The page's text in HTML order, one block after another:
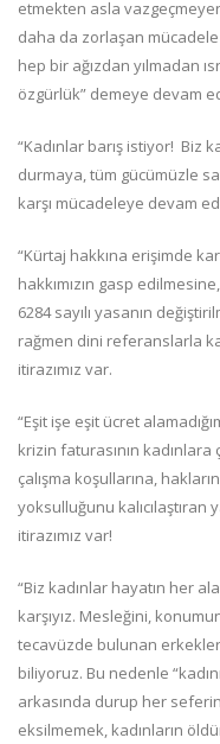
etmekten asla
daha da zorlaşan
hep bir ağızdan yılmadan
özgürlük” demeye devam
“Kadınlar barış istiyor! Biz
durmaya, tüm gücümüzle
karşı mücadeleye devam
“Kürtaj hakkına erişimde
hakkımızın gasp
6284 sayılı yasanın
rağmen dini referanslarla
itirazımız var.
“Eşit işe eşit ücret
krizin faturasının kadınlara
çalışma koşullarına,
yoksulluğunu
itirazımız var!
“Biz kadınlar hayatın her
karşıyız. Mesleğini,
tecavüzde bulunan
biliyoruz. Bu nedenle
arkasında durup her
eksilmemek, kadınların